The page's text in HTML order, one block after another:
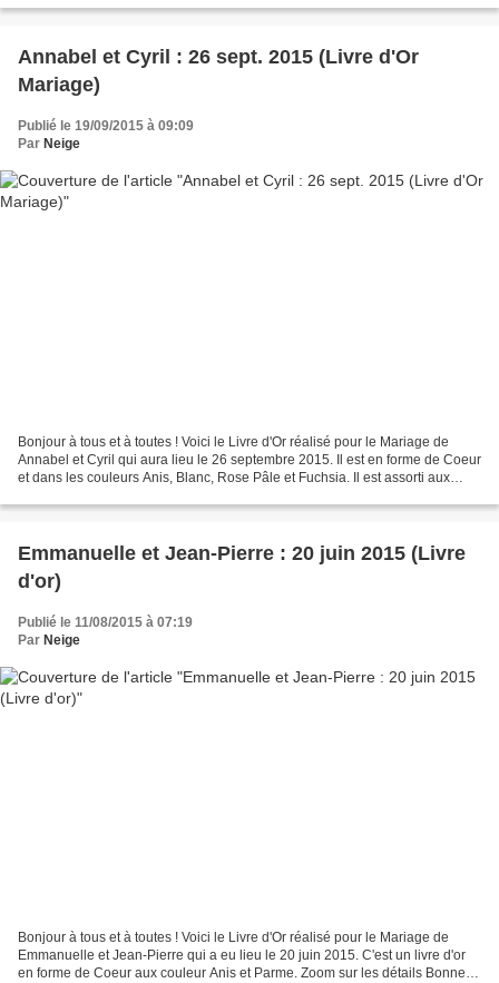
Annabel et Cyril : 26 sept. 2015 (Livre d'Or
Mariage)
Publié le 19/09/2015 à 09:09
Par Neige
Bonjour à tous et à toutes ! Voici le Livre d'Or réalisé pour le Mariage de
Annabel et Cyril qui aura lieu le 26 septembre 2015. Il est en forme de Coeur
et dans les couleurs Anis, Blanc, Rose Pâle et Fuchsia. Il est assorti aux
Emmanuelle et Jean-Pierre : 20 juin 2015 (Livre
d'or)
Publié le 11/08/2015 à 07:19
Par Neige
Bonjour à tous et à toutes ! Voici le Livre d'Or réalisé pour le Mariage de
Emmanuelle et Jean-Pierre qui a eu lieu le 20 juin 2015. C'est un livre d'or
en forme de Coeur aux couleur Anis et Parme. Zoom sur les détails Bonne